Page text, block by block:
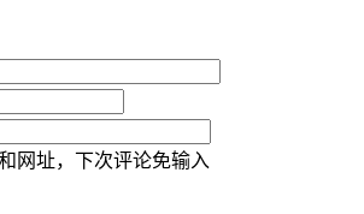
网址，下次评论免输入